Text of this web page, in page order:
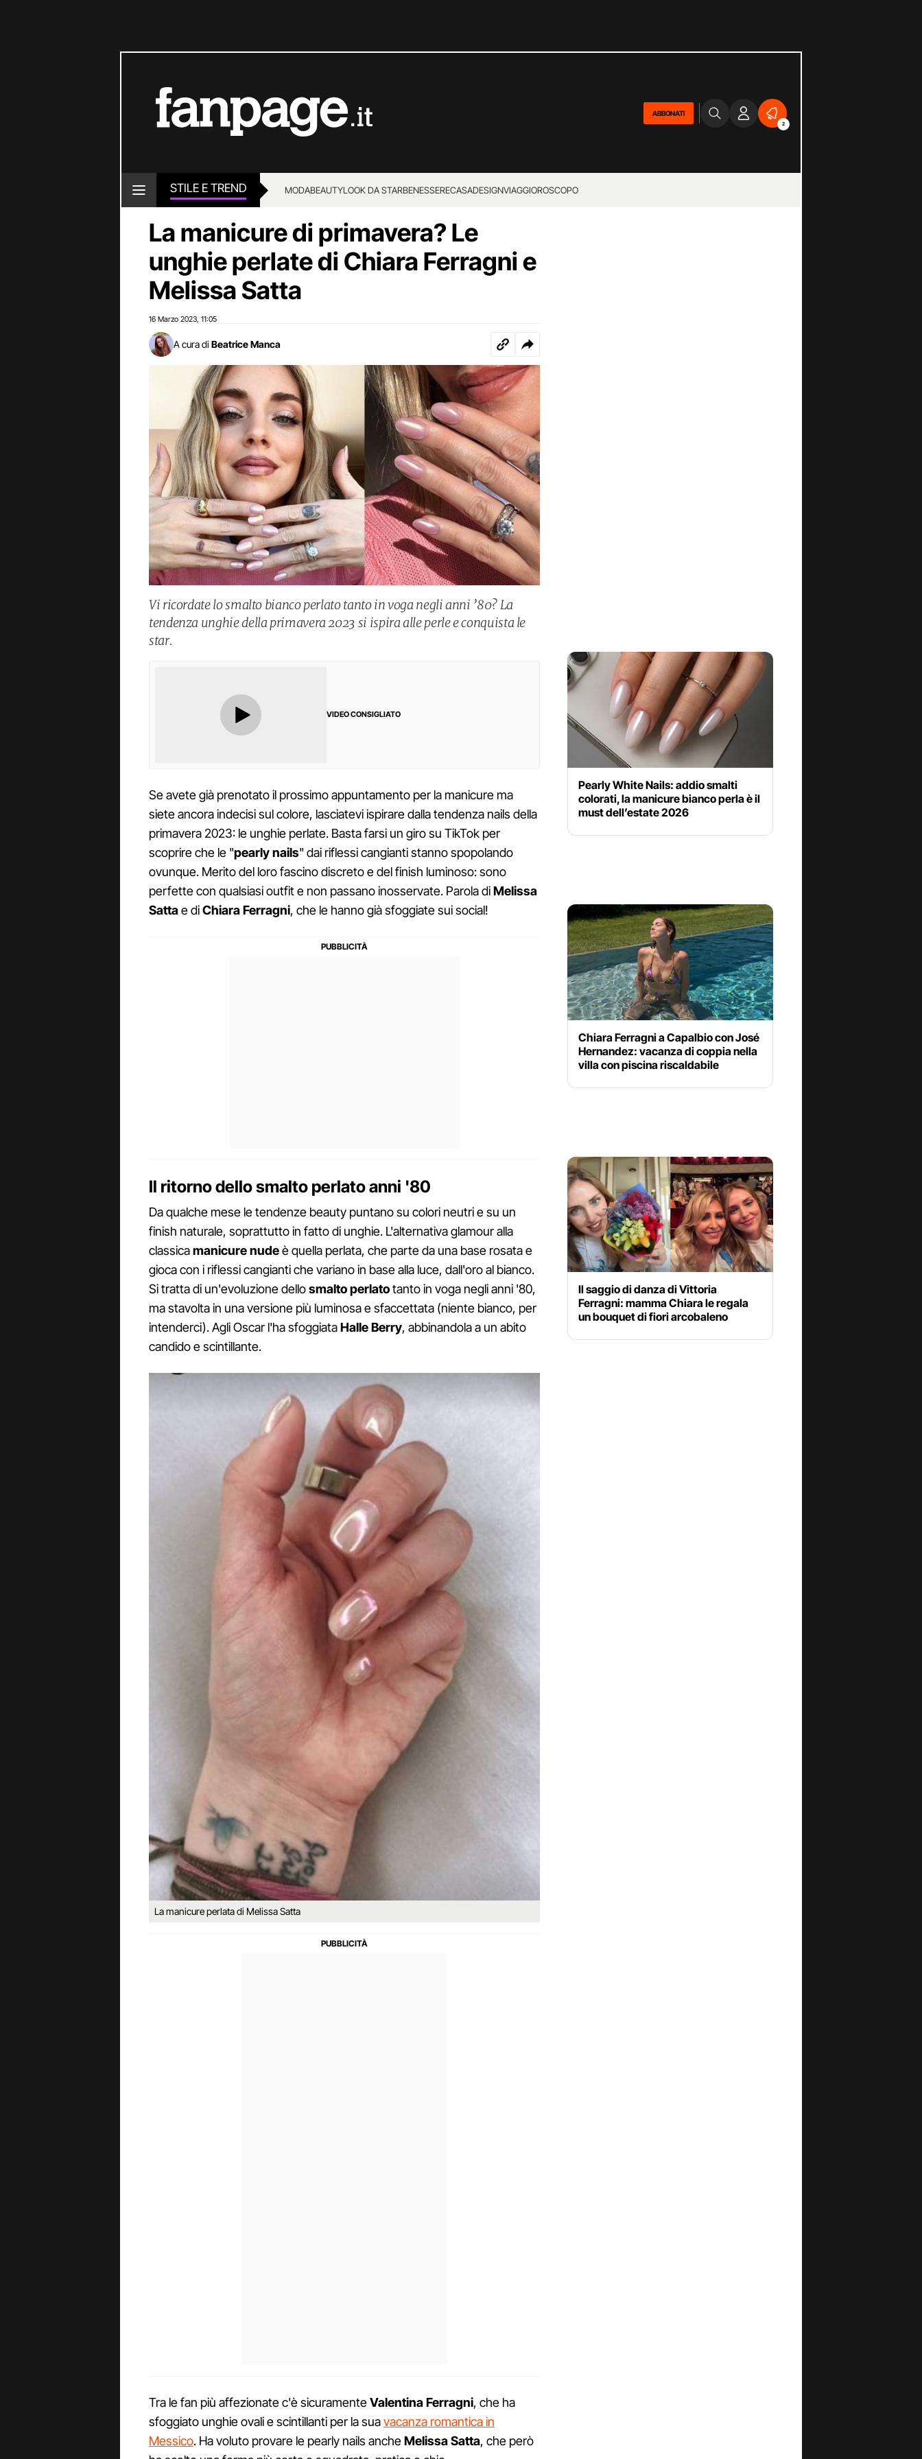
ABBONATI
2
STILE E TREND MODABEAUTYLOOK DA STARBENESSERECASADESIGNVIAGGIOROSCOPO
La manicure di primavera? Le
unghie perlate di Chiara Ferragni e
Melissa Satta
16 Marzo 2023 11:05
A cura di Beatrice Manca
Vi ricordate lo smalto bianco perlato tanto in voga negli anni ’80? La
tendenza unghie della primavera 2023 si ispira alle perle e conquista le
star.
VIDEO CONSIGLIATO
Se avete già prenotato il prossimo appuntamento per la manicure ma
siete ancora indecisi sul colore, lasciatevi ispirare dalla tendenza nails della
primavera 2023: le unghie perlate. Basta farsi un giro su TikTok per
scoprire che le "pearly nails" dai riflessi cangianti stanno spopolando
ovunque. Merito del loro fascino discreto e del finish luminoso: sono
perfette con qualsiasi outfit e non passano inosservate. Parola diMelissa
Sattae diChiara Ferragni, che le hanno già sfoggiate sui social!
Il ritorno dello smalto perlato anni '80
Da qualche mese le tendenze beauty puntano su colori neutri e su un
finish naturale, soprattutto in fatto di unghie. L'alternativa glamour alla
classicamanicure nudeè quella perlata, che parte da una base rosata e
gioca con i riflessi cangianti che variano in base alla luce, dall'oro al bianco.
Si tratta di un'evoluzione dellosmalto perlatotanto in voga negli anni '80,
ma stavolta in una versione più luminosa e sfaccettata (niente bianco, per
intenderci). Agli Oscar l'ha sfoggiataHalle Berry, abbinandola a un abito
candido e scintillante.
La manicure perlata di Melissa Satta
Tra le fan più affezionate c'è sicuramenteValentina Ferragni, che ha
sfoggiato unghie ovali e scintillanti per la suavacanza romantica in
Messico. Ha voluto provare le pearly nails ancheMelissa Satta, che però
Pearly White Nails: addio smalti
colorati, la manicure bianco perla è il
must dell’estate 2026
Chiara Ferragni a Capalbio con José
Hernandez: vacanza di coppia nella
villa con piscina riscaldabile
Il saggio di danza di Vittoria
Ferragni: mamma Chiara le regala
un bouquet di fiori arcobaleno